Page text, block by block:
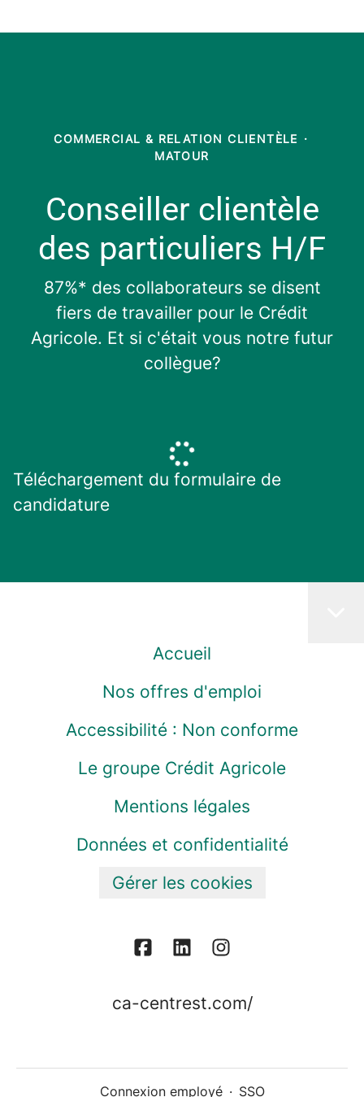
COMMERCIAL & RELATION CLIENTÈLE ·
MATOUR
Conseiller clientèle
des particuliers H/F
87%* des collaborateurs se disent
fiers de travailler pour le Crédit
Agricole. Et si c'était vous notre futur
collègue?
Téléchargement du formulaire de
candidature
Accueil
Nos offres d'emploi
Accessibilité : Non conforme
Le groupe Crédit Agricole
Mentions légales
Données et confidentialité
Gérer les cookies
ca-centrest.com/
Connexion employé · SSO